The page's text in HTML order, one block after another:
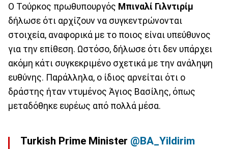
Ο Τούρκος πρωθυπουργός Μπιναλί Γιλντιρίμ
δήλωσε ότι αρχίζουν να συγκεντρώνονται
στοιχεία, αναφορικά με το ποιος είναι υπεύθυνος
για την επίθεση. Ωστόσο, δήλωσε ότι δεν υπάρχει
ακόμη κάτι συγκεκριμένο σχετικά με την ανάληψη
ευθύνης. Παράλληλα, ο ίδιος αρνείται ότι ο
δράστης ήταν ντυμένος Άγιος Βασίλης, όπως
μεταδόθηκε ευρέως από πολλά μέσα.
Turkish Prime Minister @BA_Yildirim